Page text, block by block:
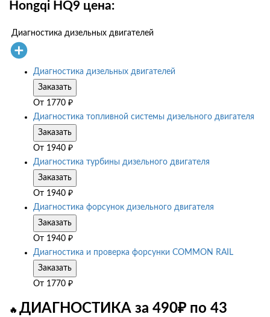
Hongqi HQ9 цена:
Диагностика дизельных двигателей
Диагностика дизельных двигателей
Заказать
От 1770 ₽
Диагностика топливной системы дизельного двигателя
Заказать
От 1940 ₽
Диагностика турбины дизельного двигателя
Заказать
От 1940 ₽
Диагностика форсунок дизельного двигателя
Заказать
От 1940 ₽
Диагностика и проверка форсунки COMMON RAIL
Заказать
От 1770 ₽
🔥 ДИАГНОСТИКА за 490₽ по 43